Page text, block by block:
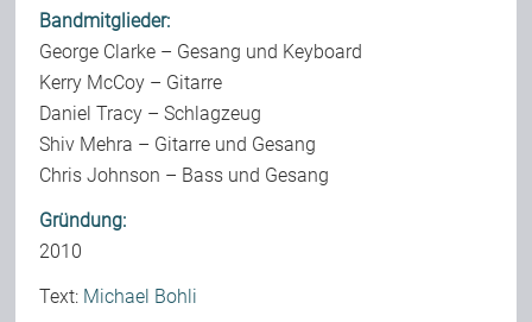
Bandmitglieder:
George Clarke – Gesang und Keyboard
Kerry McCoy – Gitarre
Daniel Tracy – Schlagzeug
Shiv Mehra – Gitarre und Gesang
Chris Johnson – Bass und Gesang
Gründung:
2010
Text: Michael Bohli